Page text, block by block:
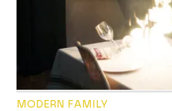
MODERN FAMILY